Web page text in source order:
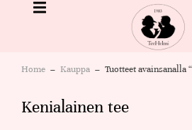
You are here:
Home Kauppa Tuotteet avainsanalla
Kenialainen tee